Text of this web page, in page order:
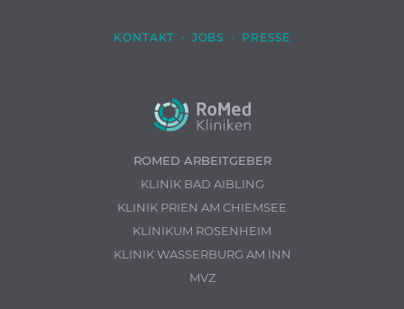
KONTAKT · JOBS · PRESSE
ROMED ARBEITGEBER
KLINIK BAD AIBLING
KLINIK PRIEN AM CHIEMSEE
KLINIKUM ROSENHEIM
KLINIK WASSERBURG AM INN
MVZ